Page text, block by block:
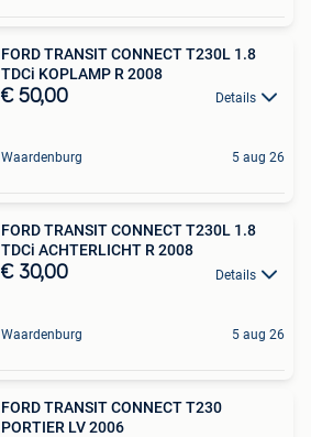
FORD TRANSIT CONNECT T230L 1.8
TDCi KOPLAMP R 2008
€ 50,00 Details
Waardenburg 5 aug 26
FORD TRANSIT CONNECT T230L 1.8
TDCi ACHTERLICHT R 2008
€ 30,00 Details
Waardenburg 5 aug 26
FORD TRANSIT CONNECT T230
PORTIER LV 2006